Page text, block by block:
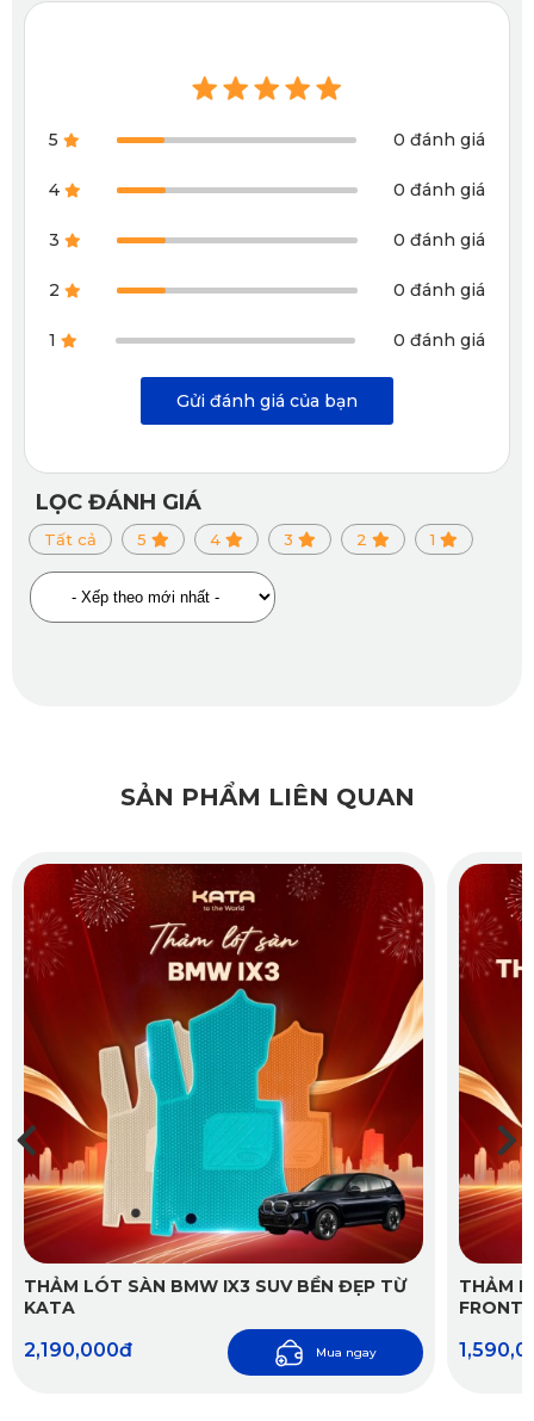
Thảm lót sàn ô tô KATA cho Honda City ở hàng ghế lái
✔️ Khả năng chống trơn trượt, ẩm mốc hoàn hảo
Bề mặt của thảm còn được thiết kế những hình lục lăng
đối xứng với nhau tạo nên các rãnh có độ ma sát cao, tạo
xuống ô tô có thể yên tâm về độ an toàn, không bị trượt
ngã.
5 0 đánh giá
4 0 đánh giá
3 0 đánh giá
2 0 đánh giá
1 0 đánh giá
Gửi đánh giá của bạn
LỌC ĐÁNH GIÁ
Tất cả 5 4 3 2 1
SẢN PHẨM LIÊN QUAN
THẢM LÓT SÀN BMW IX3 SUV BỀN ĐẸP TỪ
KATA
2,190,000đ Mua ngay
THẢM